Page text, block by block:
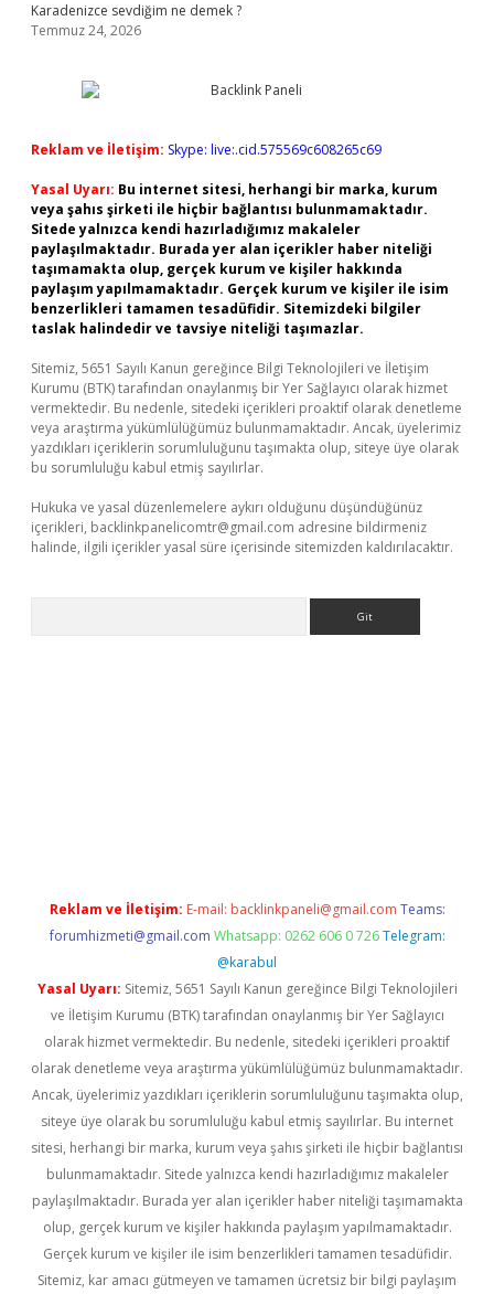
Karadenizce sevdiğim ne demek ?
Temmuz 24, 2026
Reklam ve İletişim: Skype: live:.cid.575569c608265c69
Yasal Uyarı: Bu internet sitesi, herhangi bir marka, kurum
veya şahıs şirketi ile hiçbir bağlantısı bulunmamaktadır.
Sitede yalnızca kendi hazırladığımız makaleler
paylaşılmaktadır. Burada yer alan içerikler haber niteliği
taşımamakta olup, gerçek kurum ve kişiler hakkında
paylaşım yapılmamaktadır. Gerçek kurum ve kişiler ile isim
benzerlikleri tamamen tesadüfidir. Sitemizdeki bilgiler
taslak halindedir ve tavsiye niteliği taşımazlar.
Sitemiz, 5651 Sayılı Kanun gereğince Bilgi Teknolojileri ve İletişim
Kurumu (BTK) tarafından onaylanmış bir Yer Sağlayıcı olarak hizmet
vermektedir. Bu nedenle, sitedeki içerikleri proaktif olarak denetleme
veya araştırma yükümlülüğümüz bulunmamaktadır. Ancak, üyelerimiz
yazdıkları içeriklerin sorumluluğunu taşımakta olup, siteye üye olarak
bu sorumluluğu kabul etmiş sayılırlar.
Hukuka ve yasal düzenlemelere aykırı olduğunu düşündüğünüz
içerikleri, backlinkpanelicomtr@gmail.com adresine bildirmeniz
halinde, ilgili içerikler yasal süre içerisinde sitemizden kaldırılacaktır.
Reklam ve İletişim: E-mail: backlinkpaneli@gmail.com Teams:
forumhizmeti@gmail.com Whatsapp: 0262 606 0 726 Telegram:
@karabul
Yasal Uyarı: Sitemiz, 5651 Sayılı Kanun gereğince Bilgi Teknolojileri
ve İletişim Kurumu (BTK) tarafından onaylanmış bir Yer Sağlayıcı
olarak hizmet vermektedir. Bu nedenle, sitedeki içerikleri proaktif
olarak denetleme veya araştırma yükümlülüğümüz bulunmamaktadır.
Ancak, üyelerimiz yazdıkları içeriklerin sorumluluğunu taşımakta olup,
siteye üye olarak bu sorumluluğu kabul etmiş sayılırlar. Bu internet
sitesi, herhangi bir marka, kurum veya şahıs şirketi ile hiçbir bağlantısı
bulunmamaktadır. Sitede yalnızca kendi hazırladığımız makaleler
paylaşılmaktadır. Burada yer alan içerikler haber niteliği taşımamakta
olup, gerçek kurum ve kişiler hakkında paylaşım yapılmamaktadır.
Gerçek kurum ve kişiler ile isim benzerlikleri tamamen tesadüfidir.
Sitemiz, kar amacı gütmeyen ve tamamen ücretsiz bir bilgi paylaşım